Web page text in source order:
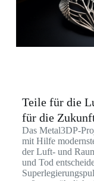
Teile für die
für die
Das Metal3DP-
mit Hilfe
der Luft- und
und Tod